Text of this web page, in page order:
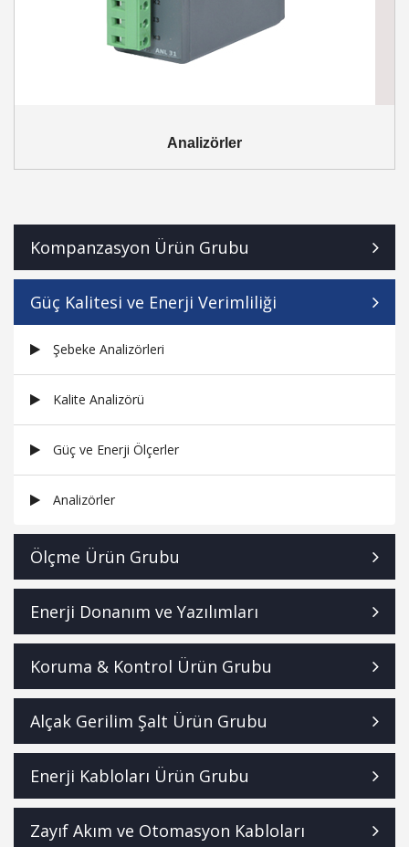
Kompanzasyon Ürün Grubu
Güç Kalitesi ve Enerji Verimliliği
Şebeke Analizörleri
Kalite Analizörü
Güç ve Enerji Ölçerler
Analizörler
Ölçme Ürün Grubu
Enerji Donanım ve Yazılımları
Koruma & Kontrol Ürün Grubu
Alçak Gerilim Şalt Ürün Grubu
Enerji Kabloları Ürün Grubu
Zayıf Akım ve Otomasyon Kabloları
Analizörler